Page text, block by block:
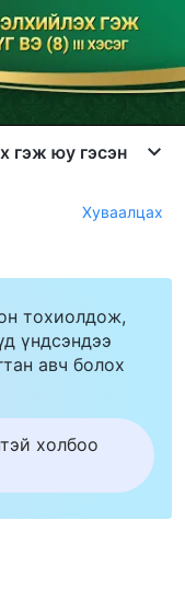
гэж юу гэсэн
Хуваалцах
тохиолдож,
үндсэндээ
авч болох
холбоо